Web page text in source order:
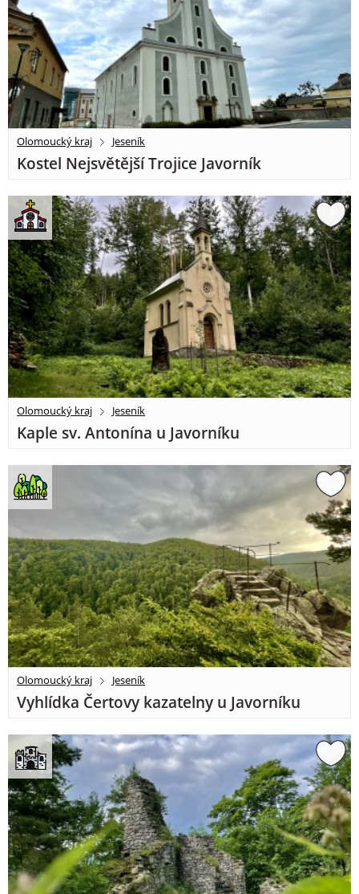
Olomoucký kraj Jeseník
Kostel Nejsvětější Trojice Javorník
Olomoucký kraj Jeseník
Kaple sv. Antonína u Javorníku
Olomoucký kraj Jeseník
Vyhlídka Čertovy kazatelny u Javorníku